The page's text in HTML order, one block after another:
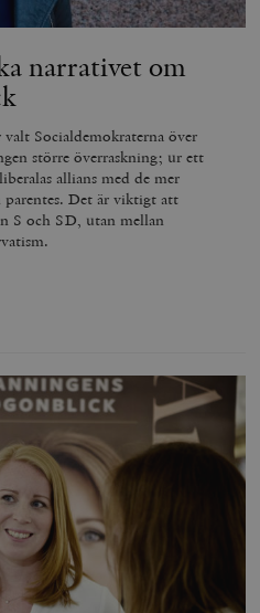
narrativet om
Socialdemokraterna över
större överraskning; ur ett
allians med de mer
Det är viktigt att
S och SD, utan mellan